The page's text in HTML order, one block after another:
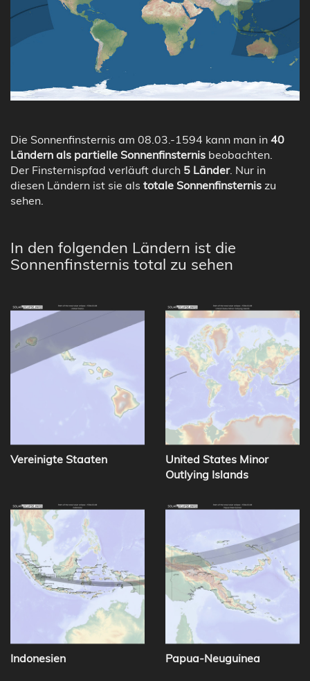
Die Sonnenfinsternis am 08.03.-1594 kann man in 40
Ländern als partielle Sonnenfinsternis beobachten.
Der Finsternispfad verläuft durch 5 Länder. Nur in
diesen Ländern ist sie als totale Sonnenfinsternis zu
sehen.
In den folgenden Ländern ist die
Sonnenfinsternis total zu sehen
Vereinigte Staaten
United States Minor
Outlying Islands
Indonesien Papua-Neuguinea